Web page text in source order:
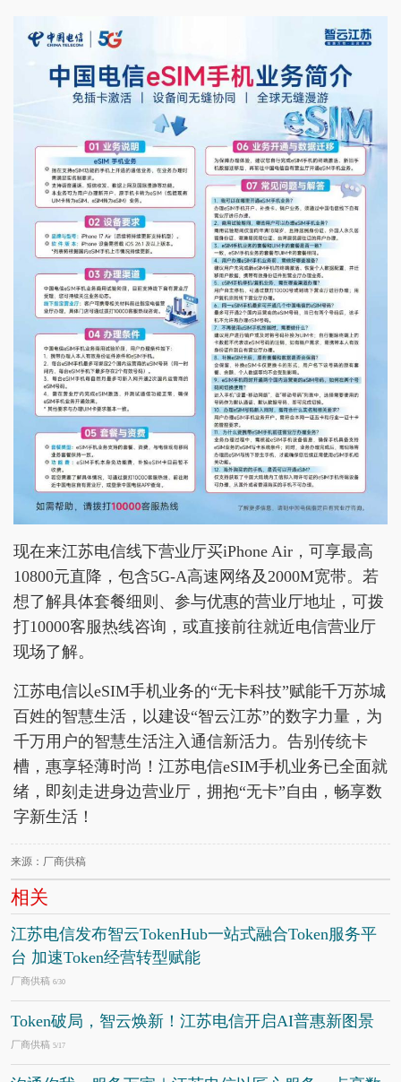
现在来江苏电信线下营业厅买iPhone Air，可享最高
10800元直降，包含5G-A高速网络及2000M宽带。若
想了解具体套餐细则、参与优惠的营业厅地址，可拨
打10000客服热线咨询，或直接前往就近电信营业厅
现场了解。
江苏电信以eSIM手机业务的“无卡科技”赋能千万苏城
百姓的智慧生活，以建设“智云江苏”的数字力量，为
千万用户的智慧生活注入通信新活力。告别传统卡
槽，惠享轻薄时尚！江苏电信eSIM手机业务已全面就
绪，即刻走进身边营业厅，拥抱“无卡”自由，畅享数
字新生活！
来源：厂商供稿
相关
江苏电信发布智云TokenHub一站式融合Token服务平
台 加速Token经营转型赋能
厂商供稿 6/30
Token破局，智云焕新！江苏电信开启AI普惠新图景
厂商供稿 5/17